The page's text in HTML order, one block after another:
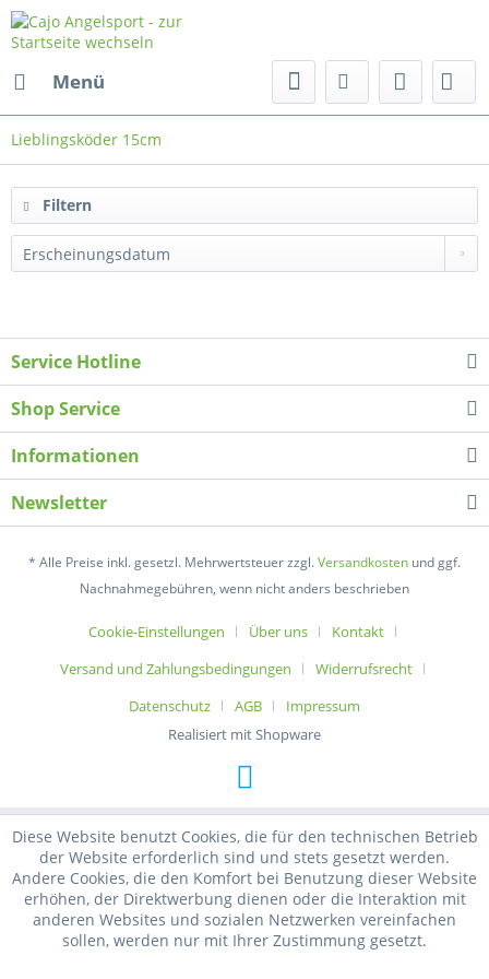
Menü
Lieblingsköder 15cm
Filtern
Service Hotline
Shop Service
Informationen
Newsletter
* Alle Preise inkl. gesetzl. Mehrwertsteuer zzgl.Versandkosten und ggf.
Nachnahmegebühren, wenn nicht anders beschrieben
Cookie-Einstellungen Über uns
Kontakt
Versand und Zahlungsbedingungen
Widerrufsrecht
Datenschutz
AGB
Impressum
Realisiert mit Shopware
Diese Website benutzt Cookies, die für den technischen Betrieb
der Website erforderlich sind und stets gesetzt werden.
Andere Cookies, die den Komfort bei Benutzung dieser Website
erhöhen, der Direktwerbung dienen oder die Interaktion mit
anderen Websites und sozialen Netzwerken vereinfachen
sollen, werden nur mit Ihrer Zustimmung gesetzt.